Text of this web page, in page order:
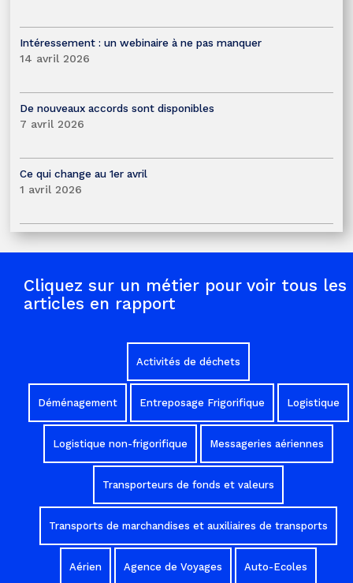
Intéressement : un webinaire à ne pas manquer
14 avril 2026
De nouveaux accords sont disponibles
7 avril 2026
Ce qui change au 1er avril
1 avril 2026
Cliquez sur un métier pour voir tous les
articles en rapport
Activités de déchets
Déménagement Entreposage Frigorifique Logistique
Logistique non-frigorifique Messageries aériennes
Transporteurs de fonds et valeurs
Transports de marchandises et auxiliaires de transports
Aérien Agence de Voyages Auto-Ecoles